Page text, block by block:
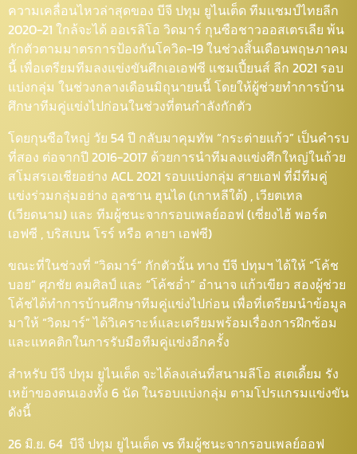
ความเคลื่อนไหวล่าสุดของ บีจี ปทุม ยูไนเต็ด ทีมแชมป์ไทยลีก
2020-21 ใกล้จะได้ ออเรลิโอ วิดมาร์ กุนซือชาวออสเตรเลีย พ้น
กักตัวตามมาตรการป้องกันโควิด-19 ในช่วงสิ้นเดือนพฤษภาคม
นี้ เพื่อเตรียมทีมลงแข่งขันศึกเอเอฟซี แชมเปี้ยนส์ ลีก 2021 รอบ
แบ่งกลุ่ม ในช่วงกลางเดือนมิถุนายนนี้ โดยให้ผู้ช่วยทำการบ้าน
ศึกษาทีมคู่แข่งไปก่อนในช่วงที่ตนกำลังกักตัว
โดยกุนซือใหญ่ วัย 54 ปี กลับมาคุมทัพ “กระต่ายแก้ว” เป็นคำรบ
ที่สอง ต่อจากปี 2016-2017 ด้วยการนำทีมลงแข่งศึกใหญ่ในถ้วย
สโมสรเอเชียอย่าง ACL 2021 รอบแบ่งกลุ่ม สายเอฟ ที่มีทีมคู่
แข่งร่วมกลุ่มอย่าง อุลซาน ฮุนได (เกาหลีใต้) , เวียตเทล
(เวียดนาม) และ ทีมผู้ชนะจากรอบเพลย์ออฟ (เซี่ยงไฮ้ พอร์ต
เอฟซี , บริสเบน โรร์ หรือ คายา เอฟซี)
ขณะที่ในช่วงที่ “วิดมาร์” กักตัวนั้น ทาง บีจี ปทุมฯ ได้ให้ “โค้ช
บอย” ศุภชัย คมศิลป์ และ “โค้ชอ่ำ” อำนาจ แก้วเขียว สองผู้ช่วย
โค้ชได้ทำการบ้านศึกษาทีมคู่แข่งไปก่อน เพื่อที่เตรียมนำข้อมูล
มาให้ “วิดมาร์” ได้วิเคราะห์และเตรียมพร้อมเรื่องการฝึกซ้อม
และแทคติกในการรับมือทีมคู่แข่งอีกครั้ง
สำหรับ บีจี ปทุม ยูไนเต็ด จะได้ลงเล่นที่สนามลีโอ สเตเดี้ยม รัง
เหย้าของตนเองทั้ง 6 นัด ในรอบแบ่งกลุ่ม ตามโปรแกรมแข่งขัน
ดังนี้
26 มิ.ย. 64 บีจี ปทุม ยูไนเต็ด vs ทีมผู้ชนะจากรอบเพลย์ออฟ